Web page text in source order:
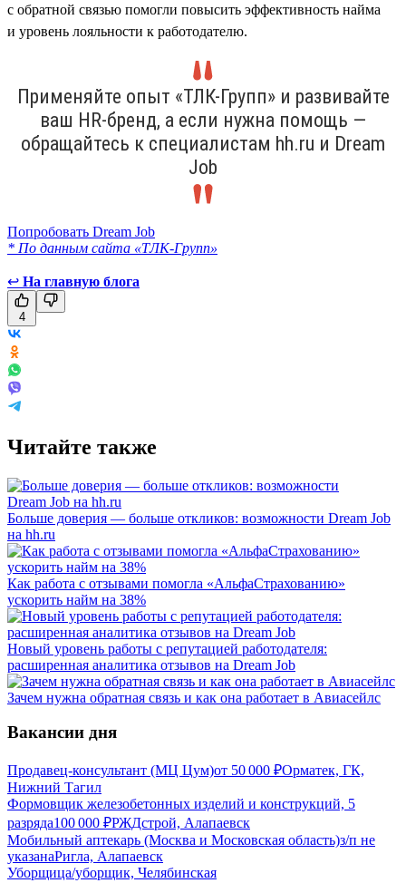
с обратной связью помогли повысить эффективность найма
и уровень лояльности к работодателю.
Применяйте опыт «ТЛК-Групп» и развивайте
ваш HR-бренд, а если нужна помощь —
обращайтесь к специалистам hh.ru и Dream
Job
Попробовать Dream Job
* По данным сайта «ТЛК-Групп»
↩ На главную блога
4
Читайте также
Больше доверия — больше откликов: возможности Dream Job
на hh.ru
Как работа с отзывами помогла «АльфаСтрахованию»
ускорить найм на 38%
Новый уровень работы с репутацией работодателя:
расширенная аналитика отзывов на Dream Job
Зачем нужна обратная связь и как она работает в Авиасейлс
Вакансии дня
Продавец-консультант (МЦ Цум)от 50 000 ₽Орматек, ГК,
Нижний Тагил
Формовщик железобетонных изделий и конструкций, 5
разряда100 000 ₽РЖДстрой, Алапаевск
Мобильный аптекарь (Москва и Московская область)з/п не
указанаРигла, Алапаевск
Уборщица/уборщик, Челябинская